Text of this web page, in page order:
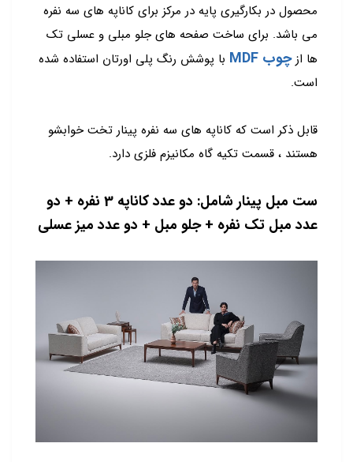
محصول در بکارگیری پایه در مرکز برای کاناپه های سه نفره
می باشد. برای ساخت صفحه های جلو مبلی و عسلی تک
ها ازچوب MDF
با پوشش رنگ پلی اورتان استفاده شده
است.
قابل ذکر است که کاناپه های سه نفره پینار تخت خوابشو
هستند ، قسمت تکیه گاه مکانیزم فلزی دارد.
ست مبل پینار شامل: دو عدد کاناپه 3 نفره + دو
عدد مبل تک نفره + جلو مبل + دو عدد میز عسلی